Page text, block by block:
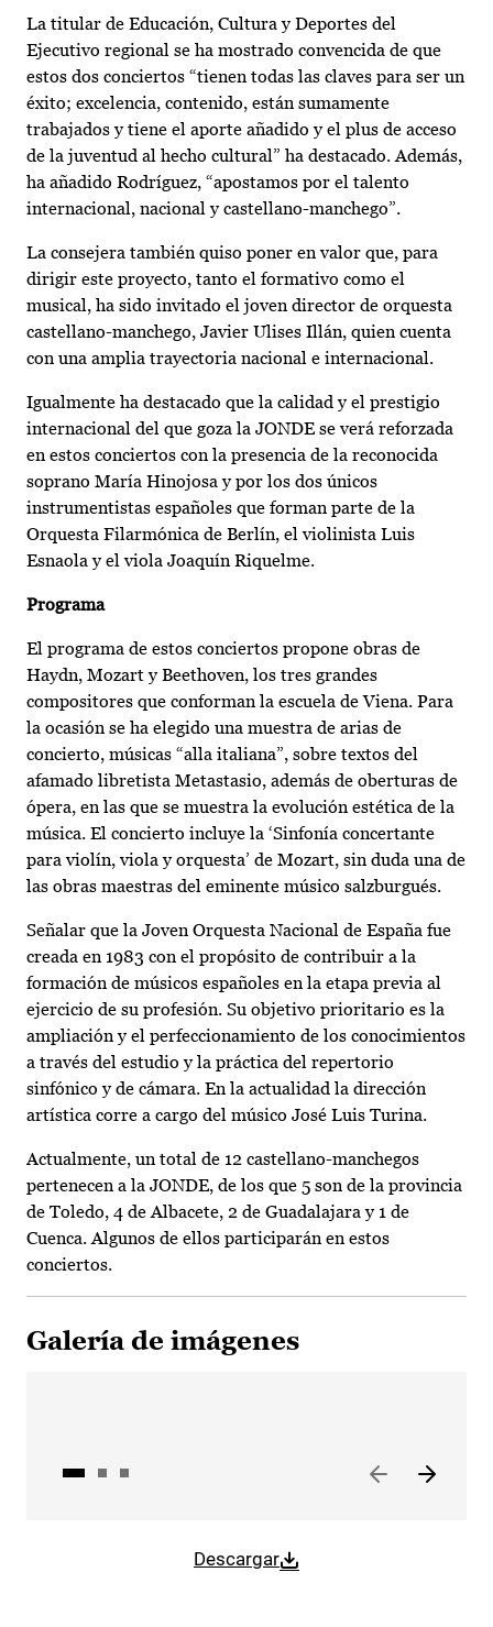
La titular de Educación, Cultura y Deportes del
Ejecutivo regional se ha mostrado convencida de que
estos dos conciertos “tienen todas las claves para ser un
éxito; excelencia, contenido, están sumamente
trabajados y tiene el aporte añadido y el plus de acceso
de la juventud al hecho cultural” ha destacado. Además,
ha añadido Rodríguez, “apostamos por el talento
internacional, nacional y castellano-manchego”.
La consejera también quiso poner en valor que, para
dirigir este proyecto, tanto el formativo como el
musical, ha sido invitado el joven director de orquesta
castellano-manchego, Javier Ulises Illán, quien cuenta
con una amplia trayectoria nacional e internacional.
Igualmente ha destacado que la calidad y el prestigio
internacional del que goza la JONDE se verá reforzada
en estos conciertos con la presencia de la reconocida
soprano María Hinojosa y por los dos únicos
instrumentistas españoles que forman parte de la
Orquesta Filarmónica de Berlín, el violinista Luis
Esnaola y el viola Joaquín Riquelme.
Programa
El programa de estos conciertos propone obras de
Haydn, Mozart y Beethoven, los tres grandes
compositores que conforman la escuela de Viena. Para
la ocasión se ha elegido una muestra de arias de
concierto, músicas “alla italiana”, sobre textos del
afamado libretista Metastasio, además de oberturas de
ópera, en las que se muestra la evolución estética de la
música. El concierto incluye la ‘Sinfonía concertante
para violín, viola y orquesta’ de Mozart, sin duda una de
las obras maestras del eminente músico salzburgués.
Señalar que la Joven Orquesta Nacional de España fue
creada en 1983 con el propósito de contribuir a la
formación de músicos españoles en la etapa previa al
ejercicio de su profesión. Su objetivo prioritario es la
ampliación y el perfeccionamiento de los conocimientos
a través del estudio y la práctica del repertorio
sinfónico y de cámara. En la actualidad la dirección
artística corre a cargo del músico José Luis Turina.
Actualmente, un total de 12 castellano-manchegos
pertenecen a la JONDE, de los que 5 son de la provincia
de Toledo, 4 de Albacete, 2 de Guadalajara y 1 de
Cuenca. Algunos de ellos participarán en estos
conciertos.
Galería de imágenes
Descargar